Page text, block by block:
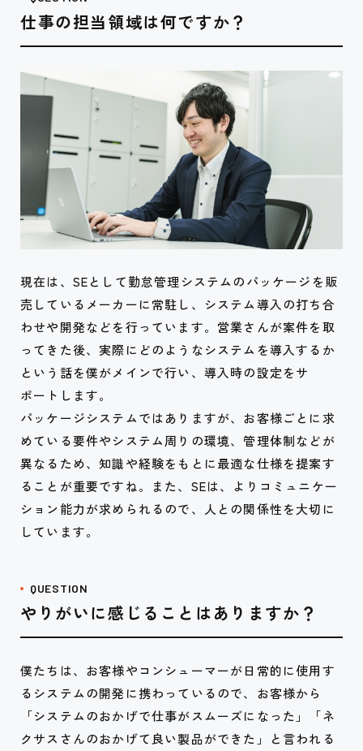
仕事の担当領域は何ですか？
現在は、SEとして勤怠管理システムのパッケージを販
売しているメーカーに常駐し、システム導入の打ち合
わせや開発などを行っています。営業さんが案件を取
ってきた後、実際にどのようなシステムを導入するか
という話を僕がメインで行い、導入時の設定をサ
ポートします。
パッケージシステムではありますが、お客様ごとに求
めている要件やシステム周りの環境、管理体制などが
異なるため、知識や経験をもとに最適な仕様を提案す
ることが重要ですね。また、SEは、よりコミュニケー
ション能力が求められるので、人との関係性を大切に
しています。
QUESTION
やりがいに感じることはありますか？
僕たちは、お客様やコンシューマーが日常的に使用す
るシステムの開発に携わっているので、お客様から
「システムのおかげで仕事がスムーズになった」「ネ
クサスさんのおかげて良い製品ができた」と言われる